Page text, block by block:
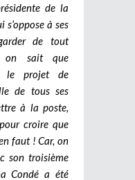
de la
à ses
de tout
on sait que
le projet de
de tous ses
à la poste,
croire que
faut ! Car, on
son troisième
Condé a été